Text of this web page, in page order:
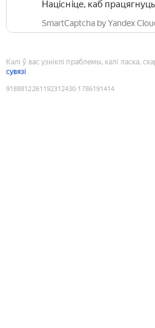
Націсніце, каб працягнуць
SmartCaptcha by Yandex
Калі ў вас узніклі праблемы, калі ласка,
сувязі
9188812261192312430:1786191414